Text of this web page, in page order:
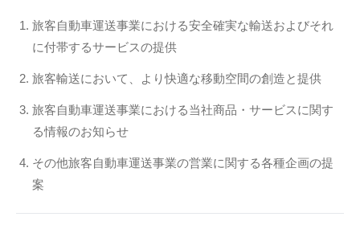
旅客自動車運送事業における安全確実な輸送およびそれ
に付帯するサービスの提供
旅客輸送において、より快適な移動空間の創造と提供
旅客自動車運送事業における当社商品・サービスに関す
る情報のお知らせ
その他旅客自動車運送事業の営業に関する各種企画の提
案